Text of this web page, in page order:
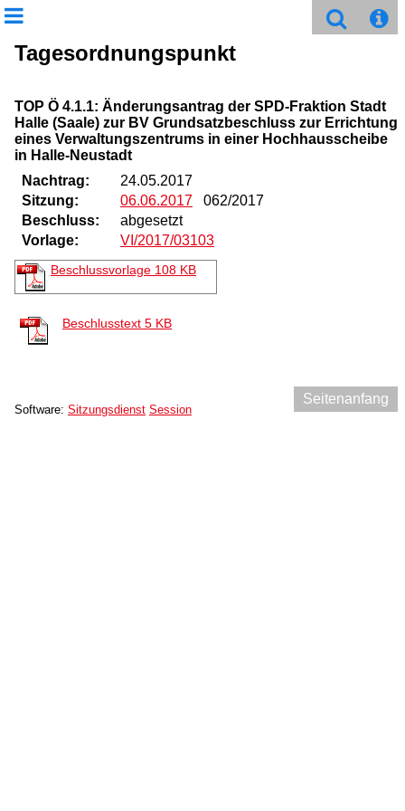
Tagesordnungspunkt
TOP Ö 4.1.1: Änderungsantrag der SPD-Fraktion Stadt
Halle (Saale) zur BV Grundsatzbeschluss zur Errichtung
eines Verwaltungszentrums in einer Hochhausscheibe
in Halle-Neustadt
Nachtrag:
24.05.2017
Sitzung:
06.06.2017 062/2017
Beschluss:
abgesetzt
Vorlage:
VI/2017/03103
Beschlussvorlage 108 KB
Beschlusstext 5 KB
Seitenanfang
Software: Sitzungsdienst Session